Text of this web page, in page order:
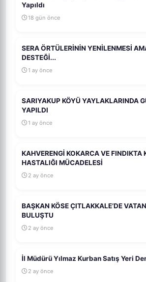
Yapıldı
18 gün önce
SERA ÖRTÜLERİNİN YENİLENMESİ
DESTEĞİ...
1 ay önce
SARIYAKUP KÖYÜ YAYLAKLARINDA
YAPILDI
1 ay önce
KAHVERENGİ KOKARCA VE FINDIKTA
HASTALIĞI MÜCADELESİ
2 ay önce
BAŞKAN KÖSE ÇITLAKKALE’DE
BULUŞTU
2 ay önce
İl Müdürü Yılmaz Kurban Satış Yeri
2 ay önce